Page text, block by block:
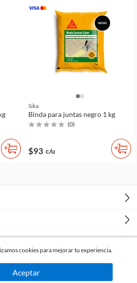
Sika
Binda para juntas negro 1 kg
(0)
$93 c/u
cookies para mejorar tu experiencia.
Aceptar